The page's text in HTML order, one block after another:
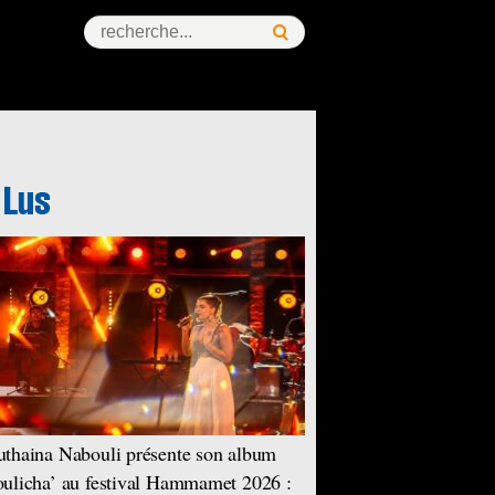
Nabouli présente son album
au festival Hammamet 2026 :